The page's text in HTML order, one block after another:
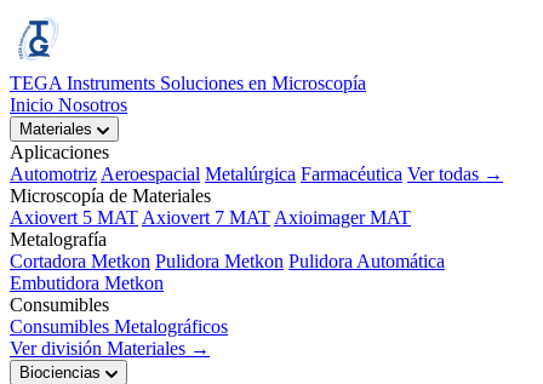
TEGA Instruments Soluciones en Microscopía
Inicio Nosotros
Materiales
Aplicaciones
Automotriz Aeroespacial Metalúrgica Farmacéutica Ver todas →
Microscopía de Materiales
Axiovert 5 MAT Axiovert 7 MAT Axioimager MAT
Metalografía
Cortadora Metkon Pulidora Metkon Pulidora Automática
Embutidora Metkon
Consumibles
Consumibles Metalográficos
Ver división Materiales →
Biociencias